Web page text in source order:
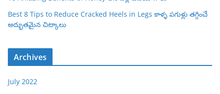
Best 8 Tips to Reduce Cracked Heels in Legs కాళ్ళ పగుళ్లు తగ్గించే
అద్భుతమైన చిట్కాలు
Archives
July 2022